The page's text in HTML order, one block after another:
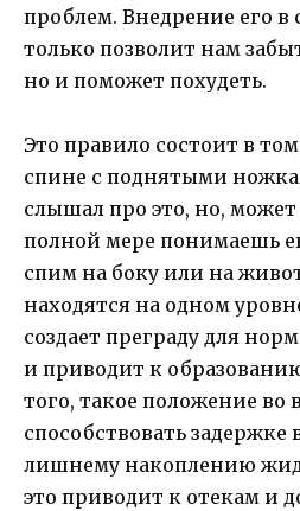
проблем. Внедрение его в
только позволит нам
но и поможет похудеть.
Это правило состоит в
спине с поднятыми
слышал про это, но,
полной мере понимаешь
спим на боку или на
находятся на одном
создает преграду для
и приводит к
того, такое положение во
способствовать
лишнему накоплению
это приводит к отекам и